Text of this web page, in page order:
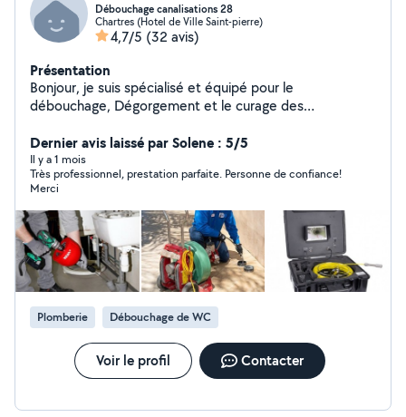
Débouchage canalisations 28
Chartres (Hotel de Ville Saint-pierre)
4,7/5 (32 avis)
Présentation
Bonjour, je suis spécialisé et équipé pour le
débouchage, Dégorgement et le curage des
appartements sur chartres et le département d'Eure et
loir. Débouchage éviers, lavabos, baignoires, douches,
WC et tout autres canalisations intérieurs et extérieurs.
Passage de camera dans les canalisations ... A bientot
Dernier avis laissé par Solene : 5/5
Il y a 1 mois
Très professionnel, prestation parfaite. Personne de confiance!
Merci
Plomberie Débouchage de WC
Voir le profil Contacter